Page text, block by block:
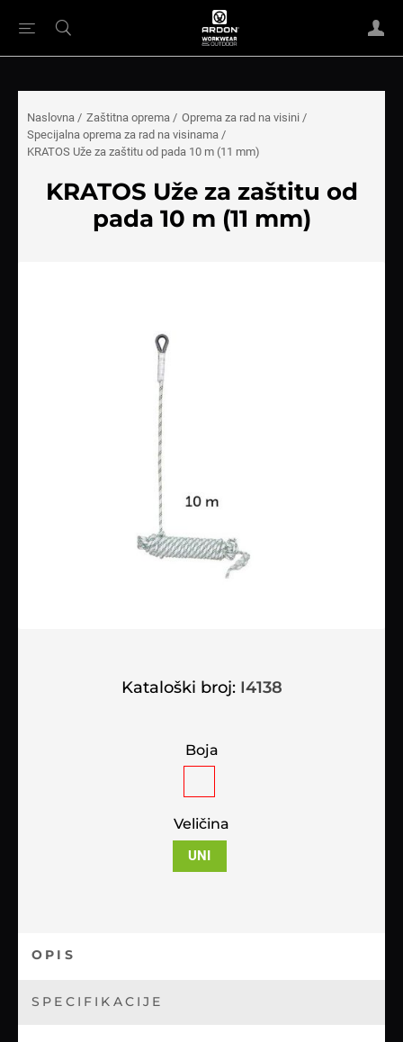
Naslovna / Zaštitna oprema / Oprema za rad na visini /
Specijalna oprema za rad na visinama /
KRATOS Uže za zaštitu od pada 10 m (11 mm)
KRATOS Uže za zaštitu od
pada 10 m (11 mm)
Kataloški broj: I4138
Boja
Veličina
UNI
OPIS
SPECIFIKACIJE